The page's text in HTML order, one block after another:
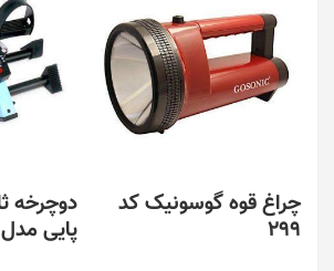
چراغ قوه گوسونیک کد
299
پایی مدل 3481